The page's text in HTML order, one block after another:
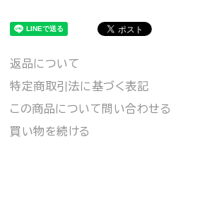
返品について
特定商取引法に基づく表記
この商品について問い合わせる
買い物を続ける